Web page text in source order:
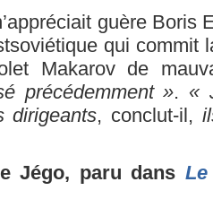
guère Boris
qui commit
Makarov de
précédemment ». «
dirigeants, conclut-il,
Jégo, paru dans Le